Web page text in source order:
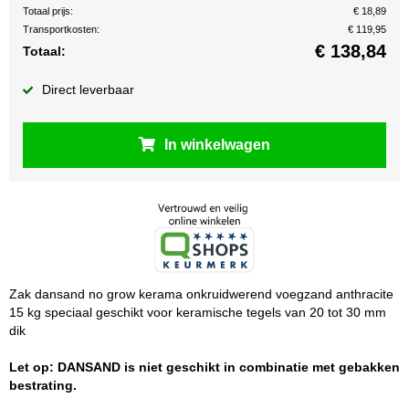
Totaal prijs:
€ 18,89
Transportkosten:
€ 119,95
Totaal: € 138,84
Direct leverbaar
In winkelwagen
Zak dansand no grow kerama onkruidwerend voegzand anthracite
15 kg speciaal geschikt voor keramische tegels van 20 tot 30 mm
dik
Let op: DANSAND is niet geschikt in combinatie met gebakken
bestrating.